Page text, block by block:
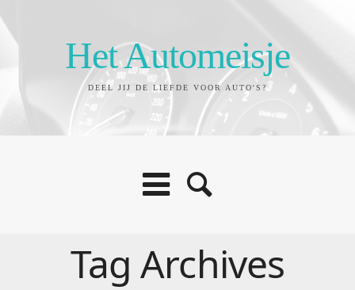
Het Automeisje
DEEL JIJ DE LIEFDE VOOR AUTO'S?
Tag Archives